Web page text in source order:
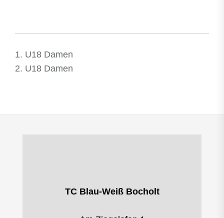
1. U18 Damen
2. U18 Damen
TC Blau-Weiß Bocholt